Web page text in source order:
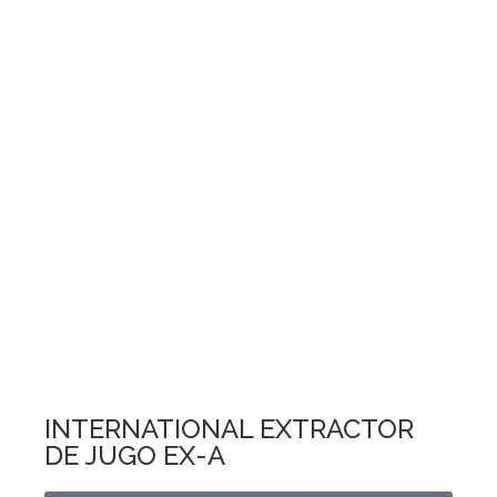
INTERNATIONAL EXTRACTOR
DE JUGO EX-A